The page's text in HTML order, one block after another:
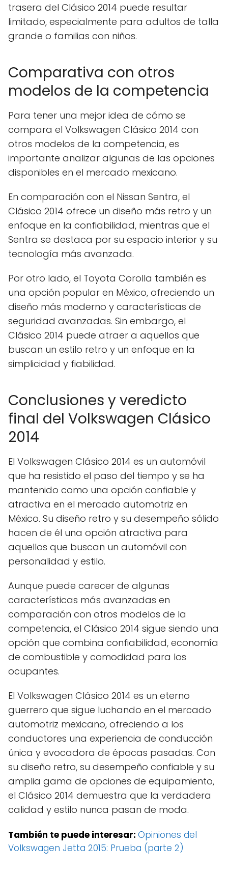
trasera del Clásico 2014 puede resultar
limitado, especialmente para adultos de talla
grande o familias con niños.
Comparativa con otros
modelos de la competencia
Para tener una mejor idea de cómo se
compara el Volkswagen Clásico 2014 con
otros modelos de la competencia, es
importante analizar algunas de las opciones
disponibles en el mercado mexicano.
En comparación con el Nissan Sentra, el
Clásico 2014 ofrece un diseño más retro y un
enfoque en la confiabilidad, mientras que el
Sentra se destaca por su espacio interior y su
tecnología más avanzada.
Por otro lado, el Toyota Corolla también es
una opción popular en México, ofreciendo un
diseño más moderno y características de
seguridad avanzadas. Sin embargo, el
Clásico 2014 puede atraer a aquellos que
buscan un estilo retro y un enfoque en la
simplicidad y fiabilidad.
Conclusiones y veredicto
final del Volkswagen Clásico
2014
El Volkswagen Clásico 2014 es un automóvil
que ha resistido el paso del tiempo y se ha
mantenido como una opción confiable y
atractiva en el mercado automotriz en
México. Su diseño retro y su desempeño sólido
hacen de él una opción atractiva para
aquellos que buscan un automóvil con
personalidad y estilo.
Aunque puede carecer de algunas
características más avanzadas en
comparación con otros modelos de la
competencia, el Clásico 2014 sigue siendo una
opción que combina confiabilidad, economía
de combustible y comodidad para los
ocupantes.
El Volkswagen Clásico 2014 es un eterno
guerrero que sigue luchando en el mercado
automotriz mexicano, ofreciendo a los
conductores una experiencia de conducción
única y evocadora de épocas pasadas. Con
su diseño retro, su desempeño confiable y su
amplia gama de opciones de equipamiento,
el Clásico 2014 demuestra que la verdadera
calidad y estilo nunca pasan de moda.
También te puede interesar: Opiniones del
Volkswagen Jetta 2015: Prueba (parte 2)